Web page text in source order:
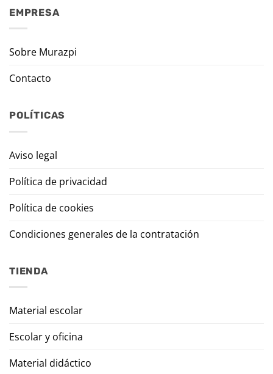
EMPRESA
Sobre Murazpi
Contacto
POLÍTICAS
Aviso legal
Política de privacidad
Política de cookies
Condiciones generales de la contratación
TIENDA
Material escolar
Escolar y oficina
Material didáctico